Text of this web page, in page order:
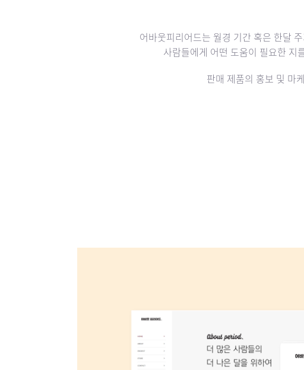
어바웃피리어드는 월경 기간 혹은 한달
사람들에게 어떤 도움이 필요한 지
판매 제품의 홍보 및 마